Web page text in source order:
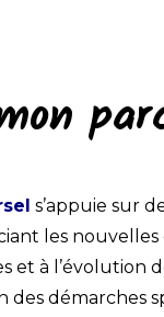
s’appuie sur
les
et à l’évolution
des